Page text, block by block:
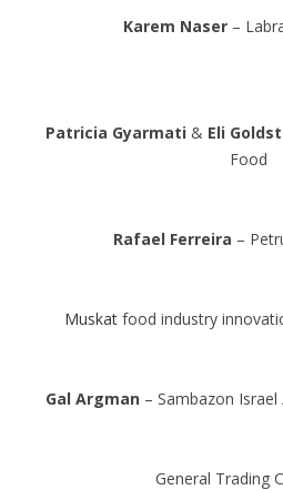
Karem Naser –
Patricia Gyarmati& Eli
Food
Rafael Ferreira –
Muskatfood industry
Gal Argman – Sambazon Israel
General Trading